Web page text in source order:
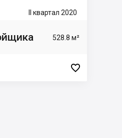
II квартал 2020
528.8 м²
